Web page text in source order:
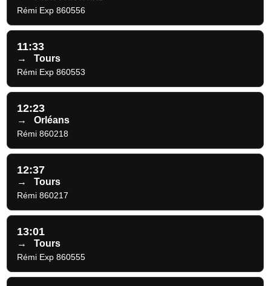
Rémi Exp 860556
11:33
→ Tours
Rémi Exp 860553
12:23
→ Orléans
Rémi 860218
12:37
→ Tours
Rémi 860217
13:01
→ Tours
Rémi Exp 860555